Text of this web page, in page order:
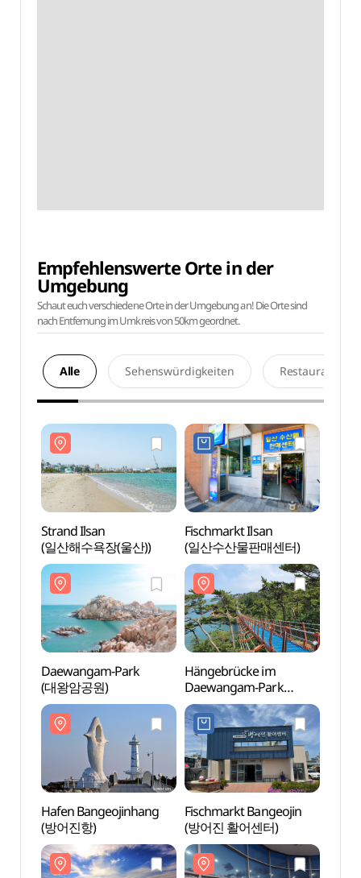
Empfehlenswerte Orte in der
Umgebung
Schaut euch verschiedene Orte in der Umgebung an! Die Orte sind
nach Entfernung im Umkreis von 50km geordnet.
Alle Sehenswürdigkeiten Restaurants
Strand Ilsan
(일산해수욕장(울산))
Fischmarkt Ilsan
(일산수산물판매센터)
Daewangam-Park
(대왕암공원)
Hängebrücke im
Daewangam-Park
(대왕암공원 출렁다리)
Hafen Bangeojinhang
(방어진항)
Fischmarkt Bangeojin
(방어진 활어센터)